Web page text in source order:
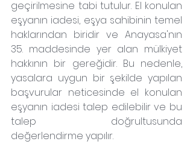
geçirilmesine tabi tutulur. El konulan
eşyanın iadesi, eşya sahibinin temel
haklarından biridir ve Anayasa'nın
35. maddesinde yer alan mülkiyet
hakkının bir gereğidir. Bu nedenle,
yasalara uygun bir şekilde yapılan
başvurular neticesinde el konulan
eşyanın iadesi talep edilebilir ve bu
talep doğrultusunda
değerlendirme yapılır.